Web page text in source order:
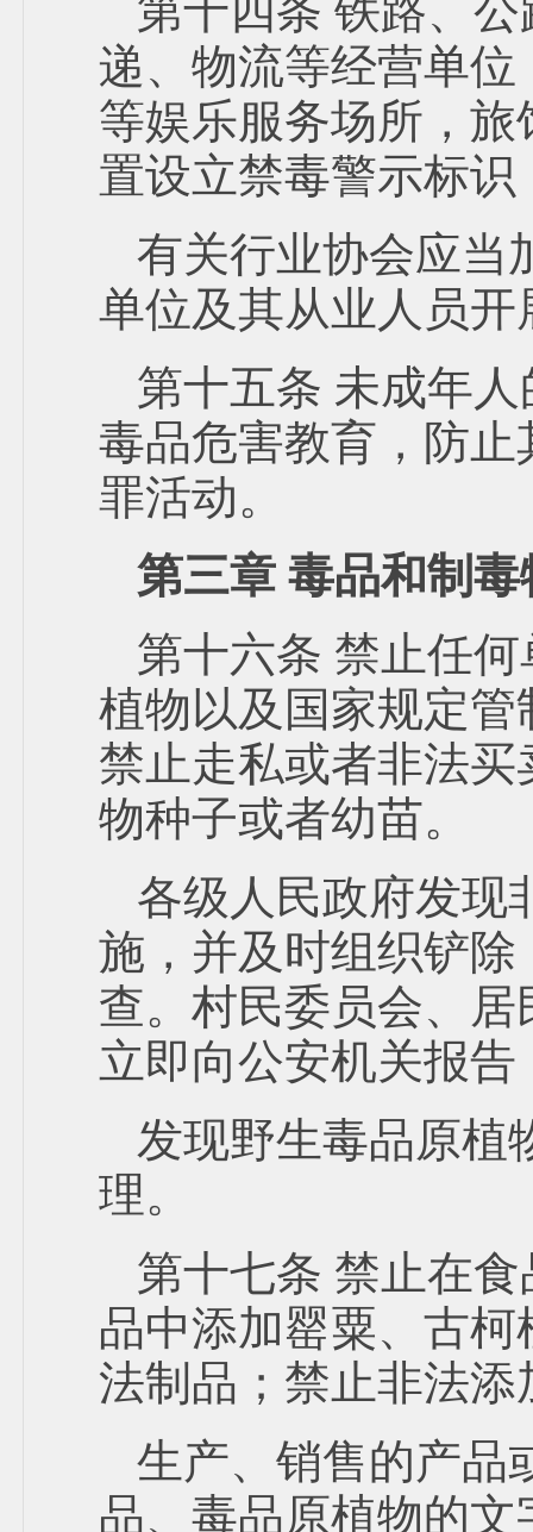
第十四条 铁路、
递、物流等经营单
等娱乐服务场所，
置设立禁毒警示标
有关行业协会应当
单位及其从业人员
第十五条 未成年
毒品危害教育，防
罪活动。
第三章 毒品和制
第十六条 禁止任
植物以及国家规定
禁止走私或者非法
物种子或者幼苗。
各级人民政府发现
施，并及时组织铲
查。村民委员会、
立即向公安机关报
发现野生毒品原植
理。
第十七条 禁止在
品中添加罂粟、古
法制品；禁止非法
生产、销售的产品
品、毒品原植物的